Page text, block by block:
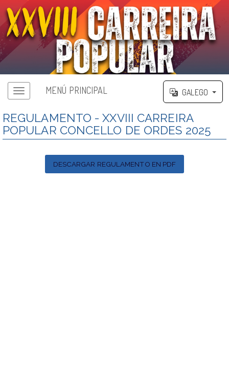
Menú principalMENÚ PRINCIPAL GALEGO
REGULAMENTO - XXVIII CARREIRA
POPULAR CONCELLO DE ORDES 2025
DESCARGAR REGULAMENTO EN PDF